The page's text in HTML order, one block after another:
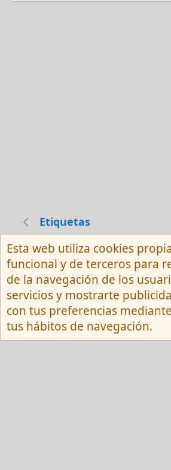
Etiquetas
Español (Neutro) Tu
Contactarnos
Términos y
Privacy policy
Ayuda
R
S
S
Community platform by
2026 XenForo Ltd.
Esta web utiliza cookies
funcional y de terceros para
de la navegación de los
servicios y mostrarte
con tus preferencias
tus hábitos de navegación.